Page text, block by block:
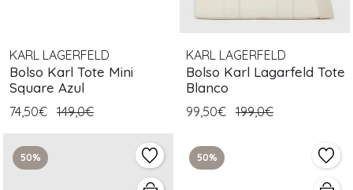
KARL LAGERFELD
Bolso Karl Tote Mini
Square Azul
74,50€ 149,0€
KARL LAGERFELD
Bolso Karl Lagarfeld Tote
Blanco
99,50€ 199,0€
50% 50%